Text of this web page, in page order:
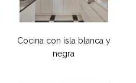
Cocina con isla blanca y
negra